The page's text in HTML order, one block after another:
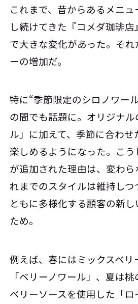
これまで、昔からあるメニ
し続けてきた『コメダ珈琲
で大きな変化があった。そ
ーの増加だ。
特に“季節限定のシロノワー
の間でも話題に。オリジナ
ル」に加えて、季節に合わ
楽しめるようになった。こ
が追加された理由は、変わら
れまでのスタイルは維持しつ
ともに多様化する顧客の新し
ため。
例えば、春にはミックスベリ
「ベリーノワール」、夏は
ベリーソースを使用した「ロ